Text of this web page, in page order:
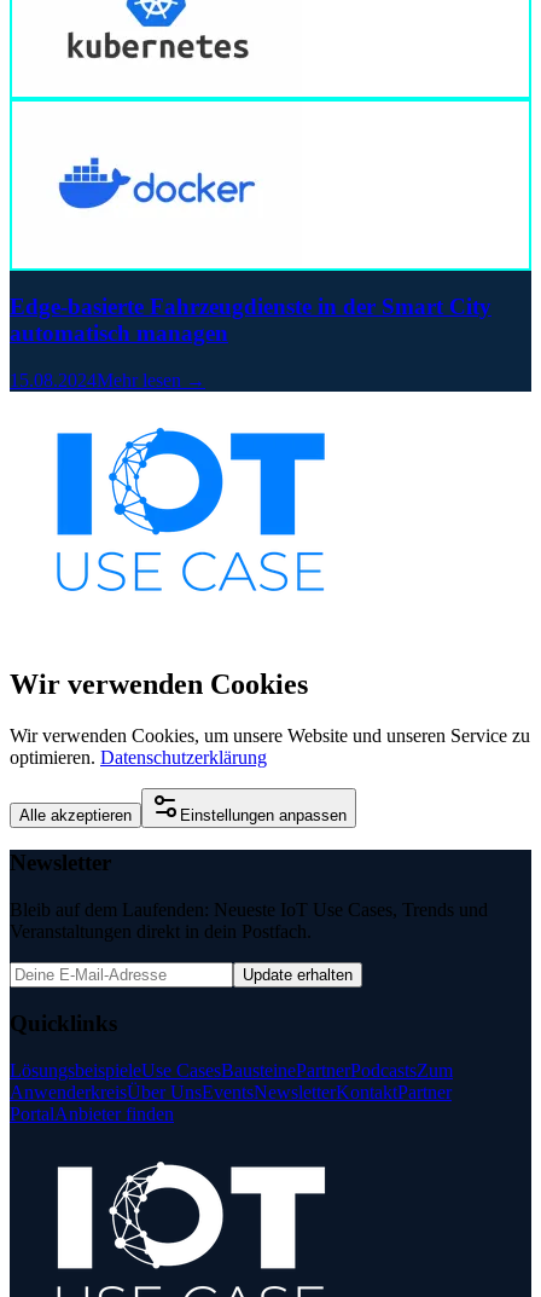
Edge-basierte Fahrzeugdienste in der Smart City
automatisch managen
15.08.2024Mehr lesen →
Wir verwenden Cookies
Wir verwenden Cookies, um unsere Website und unseren Service zu
optimieren. Datenschutzerklärung
Alle akzeptieren Einstellungen anpassen
Newsletter
Bleib auf dem Laufenden: Neueste IoT Use Cases, Trends und
Veranstaltungen direkt in dein Postfach.
Update erhalten
Quicklinks
LösungsbeispieleUse CasesBausteinePartnerPodcastsZum
AnwenderkreisÜber UnsEventsNewsletterKontaktPartner
PortalAnbieter finden